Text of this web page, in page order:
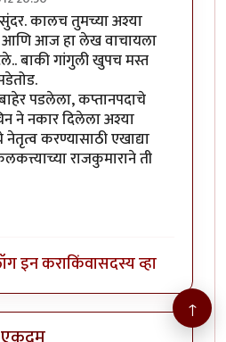
सुंदर. कालच तुमच्या अश्या
आज हा लेख वाचायला
बाकी गांगुली खुपच मस्त
पडलेला, कप्तानपदाचे
ने नकार दिलेला अश्या
करण्यासाठी एखाद्या
राजकुमाराने ती
इन कराकिंवासदस्य व्हा
↑